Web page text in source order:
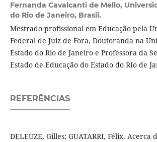
Fernanda Cavalcanti de Mello,
do Rio de Janeiro, Brasil.
Mestrado profissional em Educação pela
Federal de Juiz de Fora, Doutoranda na
Estado do Rio de Janeiro e Professora da
Estado de Educação do Estado do RIo de
REFERÊNCIAS
DELEUZE, Gilles; GUATARRI, Félix. Acerca